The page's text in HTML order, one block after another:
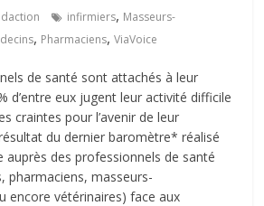
infirmiers, Masseurs-
, Pharmaciens,ViaVoice
de santé sont attachés à leur
d’entre eux jugent leur activité difficile
craintes pour l’avenir de leur
du dernier baromètre* réalisé
auprès des professionnels de santé
pharmaciens, masseurs-
encore vétérinaires) face aux